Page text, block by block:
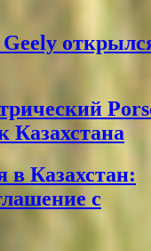
Казахстана
в Казахстан:
с